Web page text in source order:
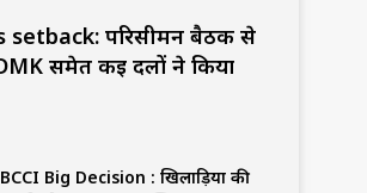
setback: परिसीमन बैठक से
समेत कई दलों ने किया
BCCI Big Decision : खिलाड़ियों की